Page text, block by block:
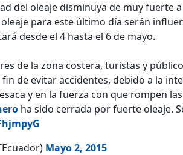
del oleaje disminuya de muy fuerte
para este último día serán
desde el 4 hasta el 6 de mayo.
de la zona costera, turistas y
de evitar accidentes, debido a la
y en la fuerza con que rompen
ha sido cerrada por fuerte oleaje.
Mayo 2, 2015